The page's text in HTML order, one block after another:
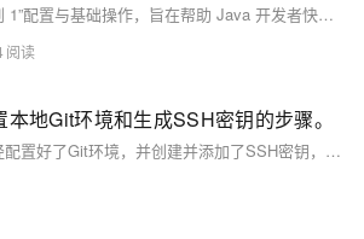
本文聚焦 Git 的“从 0 到 1”配置与基础操作，旨在帮助 Java 开发者快速掌握环境搭建、用户配置、仓库初始化、代码提交、版本回退等核心技能。内容设计上避免涉及复杂的分支策略或高级命令，以实用为导向，适合零基础入门者系统学习，为后续参与企业级项目开发奠定版本控制基础。
地Git环境和生成SSH密钥的步骤。
现在您的Linux系统已经配置好了Git环境，并创建并添加了SSH密钥，可以安全地与远端仓库进行交互，无论是克隆、推送还是拉取操作。此过程确保了数据传输的安全并使版本控制流程更为顺畅。使用Git时应考虑定期更新并管理您的凭据，以确保安全性。